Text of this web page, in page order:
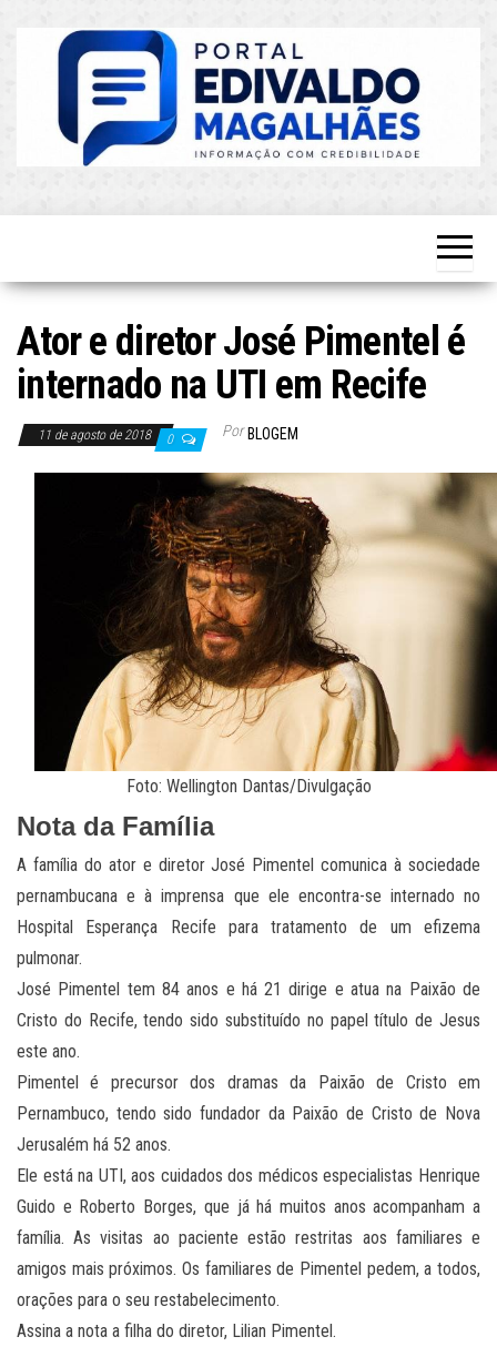
Atualizado!
Ator e diretor José Pimentel é
internado na UTI em Recife
11 de agosto de 2018 0 Por BLOGEM
Foto: Wellington Dantas/Divulgação
Nota da Família
A família do ator e diretor José Pimentel comunica à sociedade
pernambucana e à imprensa que ele encontra-se internado no
Hospital Esperança Recife para tratamento de um efizema
pulmonar.
José Pimentel tem 84 anos e há 21 dirige e atua na Paixão de
Cristo do Recife, tendo sido substituído no papel título de Jesus
este ano.
Pimentel é precursor dos dramas da Paixão de Cristo em
Pernambuco, tendo sido fundador da Paixão de Cristo de Nova
Jerusalém há 52 anos.
Ele está na UTI, aos cuidados dos médicos especialistas Henrique
Guido e Roberto Borges, que já há muitos anos acompanham a
família. As visitas ao paciente estão restritas aos familiares e
amigos mais próximos. Os familiares de Pimentel pedem, a todos,
orações para o seu restabelecimento.
Assina a nota a filha do diretor, Lilian Pimentel.